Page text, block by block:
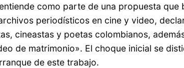
como parte de una propuesta
periodísticos en cine y video,
cineastas y poetas colombianos,
de matrimonio». El choque inicial se
de este trabajo.